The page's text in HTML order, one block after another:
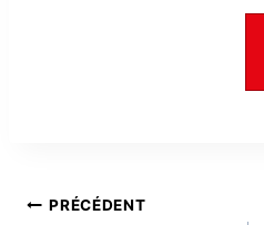
NAVIGATION
PRÉCÉDENT